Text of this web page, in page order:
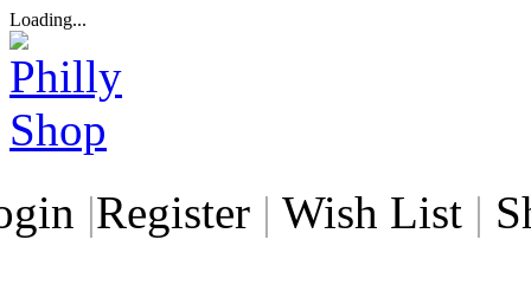
Loading...
|Register | Wish List |